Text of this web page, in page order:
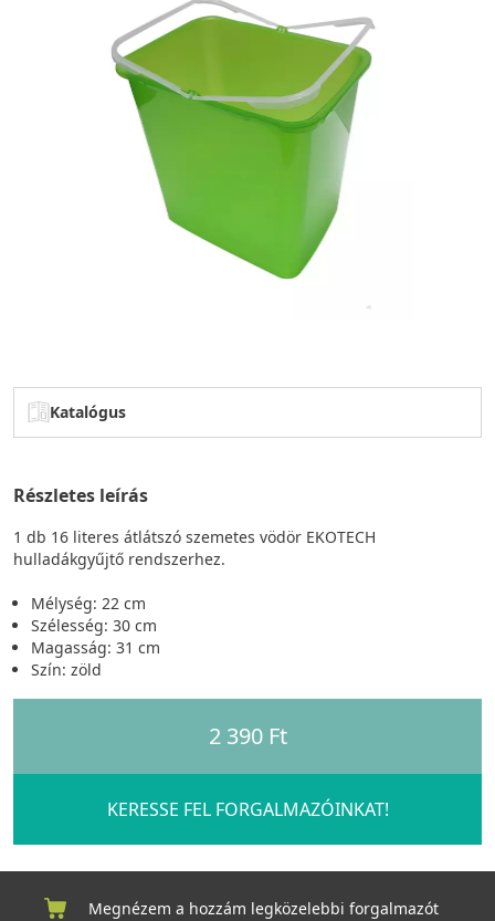
Katalógus
Részletes leírás
1 db 16 literes átlátszó szemetes vödör EKOTECH
hulladákgyűjtő rendszerhez.
Mélység: 22 cm
Szélesség: 30 cm
Magasság: 31 cm
Szín: zöld
2 390 Ft
KERESSE FEL FORGALMAZÓINKAT!
Megnézem a hozzám legközelebbi forgalmazót